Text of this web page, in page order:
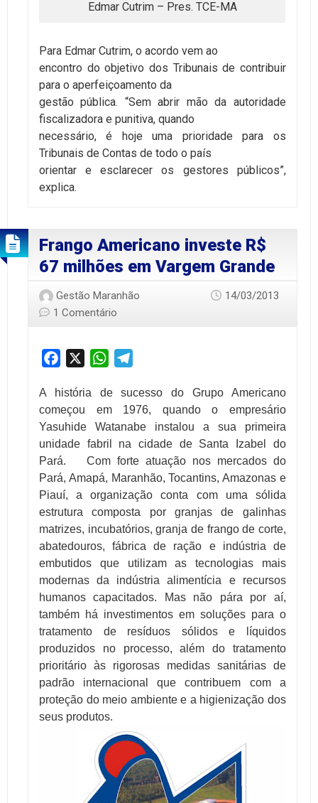
Edmar Cutrim – Pres. TCE-MA
Para Edmar Cutrim, o acordo vem ao
encontro do objetivo dos Tribunais de contribuir
para o aperfeiçoamento da
gestão pública. “Sem abrir mão da autoridade
fiscalizadora e punitiva, quando
necessário, é hoje uma prioridade para os
Tribunais de Contas de todo o país
orientar e esclarecer os gestores públicos”,
explica.
Frango Americano investe R$
67 milhões em Vargem Grande
Gestão Maranhão
14/03/2013
1 Comentário
Facebook WhatsApp
A história de sucesso do Grupo Americano
começou em 1976, quando o empresário
Yasuhide Watanabe instalou a sua primeira
unidade fabril na cidade de Santa Izabel do
Pará. Com forte atuação nos mercados do
Pará, Amapá, Maranhão, Tocantins, Amazonas e
Piauí, a organização conta com uma sólida
estrutura composta por granjas de galinhas
matrizes, incubatórios, granja de frango de corte,
abatedouros, fábrica de ração e indústria de
embutidos que utilizam as tecnologias mais
modernas da indústria alimentícia e recursos
humanos capacitados. Mas não pára por aí,
também há investimentos em soluções para o
tratamento de resíduos sólidos e líquidos
produzidos no processo, além do tratamento
prioritário às rigorosas medidas sanitárias de
padrão internacional que contribuem com a
proteção do meio ambiente e a higienização dos
seus produtos.